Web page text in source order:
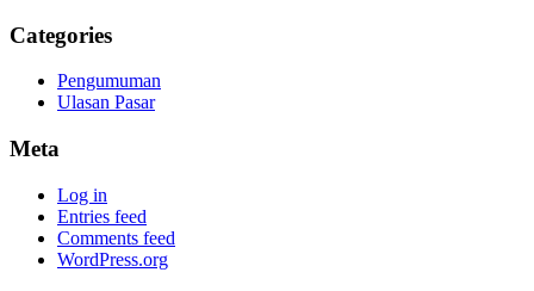
Categories
Pengumuman
Ulasan Pasar
Meta
Log in
Entries feed
Comments feed
WordPress.org